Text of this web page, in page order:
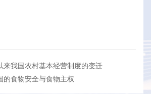
来我国农村基本经营制度的变迁
的食物安全与食物主权